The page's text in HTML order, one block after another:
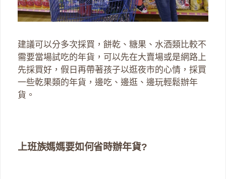
建議可以分多次採買，餅乾、糖果、水酒類比較不
需要當場試吃的年貨，可以先在大賣場或是網路上
先採買好，假日再帶著孩子以逛夜市的心情，採買
一些乾果類的年貨，邊吃、邊逛、邊玩輕鬆辦年
貨。
上班族媽媽要如何省時辦年貨?